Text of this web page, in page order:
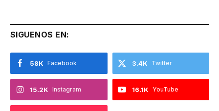
SIGUENOS EN:
Facebook
58K Twitter
3.4K
Instagram
15.2K YouTube
16.1K